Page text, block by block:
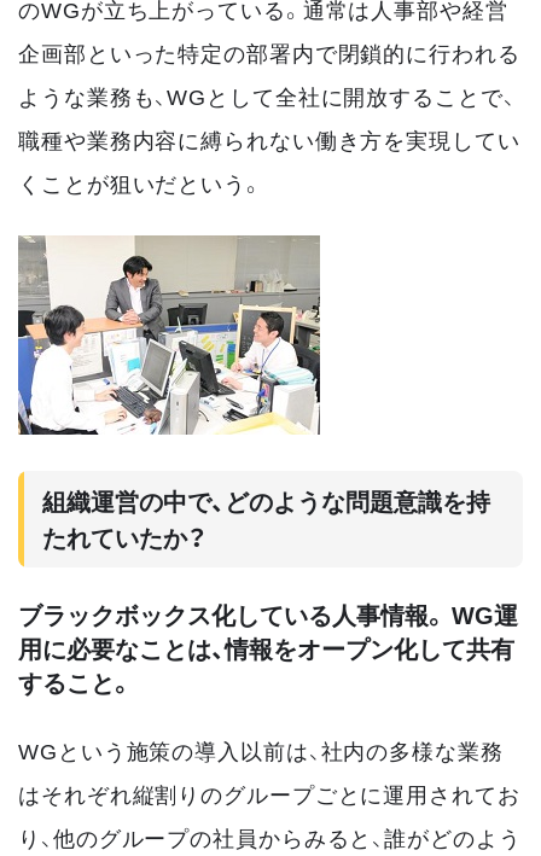
のWGが立ち上がっている。通常は人事部や経営
企画部といった特定の部署内で閉鎖的に行われる
ような業務も、WGとして全社に開放することで、
職種や業務内容に縛られない働き方を実現してい
くことが狙いだという。
組織運営の中で、どのような問題意識を持
たれていたか？
ブラックボックス化している人事情報。 WG運
用に必要なことは、情報をオープン化して共有
すること。
WGという施策の導入以前は、社内の多様な業務
はそれぞれ縦割りのグループごとに運用されてお
り、他のグループの社員からみると、誰がどのよう